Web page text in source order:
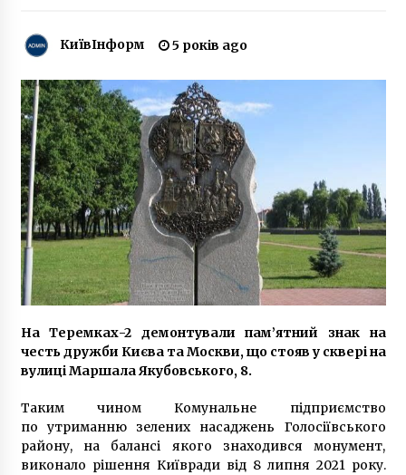
Важка історія занедбаного лицарського
8 років ago
У Києві “поліцейські” викрали двох дівчат:
оголошений план “перехоплення”, – ЗМІ
8 років ago
Стало відомо, як столиця святкуватиме День
Конституції
7 років ago
У Києві затримали водія зі смертельною
7 років ago
Будинок навпроти Софії перетворять на 10-
9 років ago
КиївІнформ 5 років ago
На Теремках-2 демонтували пам’ятний знак на
честь дружби Києва та Москви, що стояв у сквері на
вулиці Маршала Якубовського, 8.
Таким чином Комунальне підприємство
по утриманню зелених насаджень Голосіївського
району, на балансі якого знаходився монумент,
виконало рішення Київради від 8 липня 2021 року.